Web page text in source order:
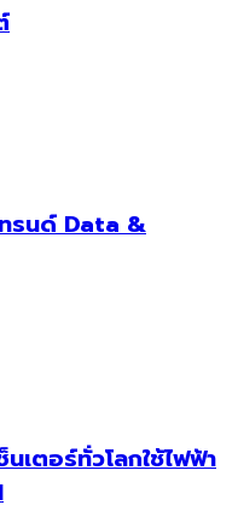
รนด์ Data &
เตอร์ทั่วโลกใช้ไฟฟ้า